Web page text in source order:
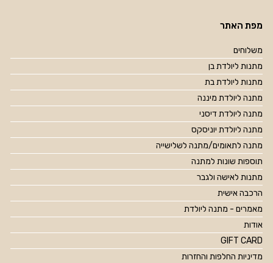
מפת האתר
משלוחים
מתנות ליולדת בן
מתנות ליולדת בת
מתנה ליולדת מיננה
מתנה ליולדת דיסני
מתנה ליולדת יוניסקס
מתנה לתאומים/מתנה לשלישייה
תוספות שונות למתנה
מתנות לאישה ולגבר
הרכבה אישית
מאמרים - מתנה ליולדת
אודות
GIFT CARD
מדיניות החלפות והחזרות